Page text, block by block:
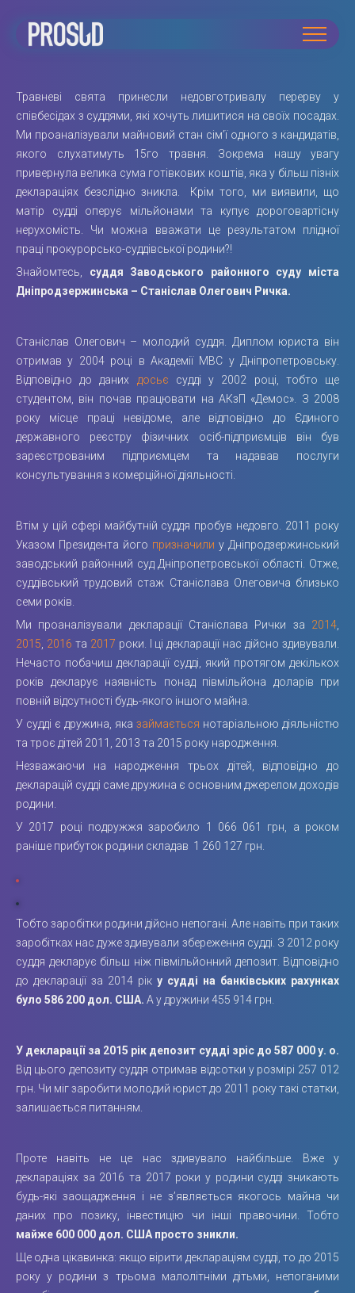
Травневі свята принесли недовготривалу перерву у
співбесідах з суддями, які хочуть лишитися на своїх посадах.
Ми проаналізували майновий стан сім’ї одного з кандидатів,
якого слухатимуть 15го травня. Зокрема нашу увагу
привернула велика сума готівкових коштів, яка у більш пізніх
деклараціях безслідно зникла. Крім того, ми виявили, що
матір судді оперує мільйонами та купує дороговартісну
нерухомість. Чи можна вважати це результатом плідної
праці прокурорсько-суддівської родини?!
Знайомтесь,
суддя Заводського районного суду міста
Дніпродзержинська – Станіслав Олегович Ричка.
Станіслав Олегович – молодий суддя. Диплом юриста він
отримав у 2004 році в Академії МВС у Дніпропетровську.
Відповідно до даних досьє судді у 2002 році, тобто ще
студентом, він почав працювати на АКзП «Демос». З 2008
року місце праці невідоме, але відповідно до Єдиного
державного реєстру фізичних осіб-підприємців він був
зареєстрованим підприємцем та надавав послуги
консультування з комерційної діяльності.
Втім у цій сфері майбутній суддя пробув недовго. 2011 року
Указом Президента його призначили у Дніпродзержинський
заводський районний суд Дніпропетровської області. Отже,
суддівський трудовий стаж Станіслава Олеговича близько
семи років.
Ми проаналізували декларації Станіслава Рички за 2014
2015 2016 та 2017 роки. І ці декларації нас дійсно здивували.
Нечасто побачиш декларації судді, який протягом декількох
років декларує наявність понад півмільйона доларів при
повній відсутності будь-якого іншого майна.
У судді є дружина, яка займається нотаріальною діяльністю
та троє дітей 2011, 2013 та 2015 року народження.
Незважаючи на народження трьох дітей, відповідно до
декларацій судді саме дружина є основним джерелом доходів
родини.
У 2017 році подружжя заробило 1 066 061 грн, а роком
раніше прибуток родини складав 1 260 127 грн.
Тобто заробітки родини дійсно непогані. Але навіть при таких
заробітках нас дуже здивували збереження судді. З 2012 року
суддя декларує більш ніж півмільйонний депозит. Відповідно
до декларації за 2014 рік у судді на банківських рахунках
було 586 200 дол. США. А у дружини 455 914 грн.
У декларації за 2015 рік депозит судді зріс до 587 000 у. о.
Від цього депозиту суддя отримав відсотки у розмірі 257 012
грн. Чи міг заробити молодий юрист до 2011 року такі статки,
залишається питанням.
Проте навіть не це нас здивувало найбільше. Вже у
деклараціях за 2016 та 2017 роки у родини судді зникають
будь-які заощадження і не з’являється якогось майна чи
даних про позику, інвестицію чи інші правочини. Тобто
майже 600 000 дол. США просто зникли.
Ще одна цікавинка: якщо вірити деклараціям судді, то до 2015
року у родини з трьома малолітніми дітьми, непоганими